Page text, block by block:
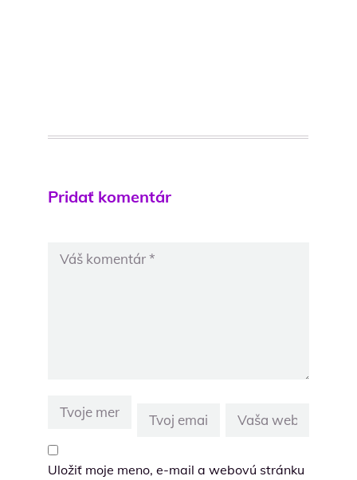
Pridať komentár
Uložiť moje meno, e-mail a webovú stránku